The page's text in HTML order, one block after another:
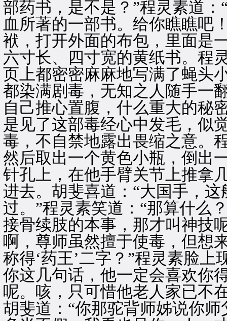
部药书，是不是？”程灵素道
血所著的一部书。给你瞧瞧吧
袱，打开外面的布包，里面是
六寸长、四寸宽的黄纸书。程
页上都密密麻麻地写满了蝇头
都染满剧毒，无知之人随手一
自己推心置腹，什么重大的秘
是见了这部毒经心中发毛，似
毒，不自禁地露出畏缩之意。
然后取出一个黄色小瓶，倒出
针孔上，在他手臂关节上推拿
进去。胡斐喜道：“大国手，
过。”程灵素笑道：“那算什么
接骨续肢的本事，那才叫神技
啊，尊师虽然擅于使毒，但想
称得‘药王’二字？”程灵素脸
你这几句话，他一定会喜欢你
呢。咳，只可惜他老人家已不
胡斐道：“你那驼背师姊说你